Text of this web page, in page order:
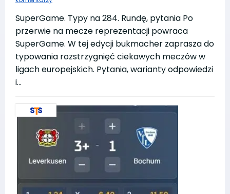
SuperGame. Typy na 284. Rundę, pytania Po
przerwie na mecze reprezentacji powraca
SuperGame. W tej edycji bukmacher zaprasza do
typowania rozstrzygnięć ciekawych meczów w
ligach europejskich. Pytania, warianty odpowiedzi
i…